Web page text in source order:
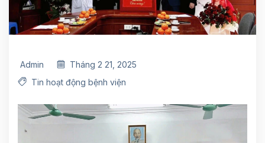
Admin
Tháng 2 21, 2025
Tin hoạt động bệnh viện